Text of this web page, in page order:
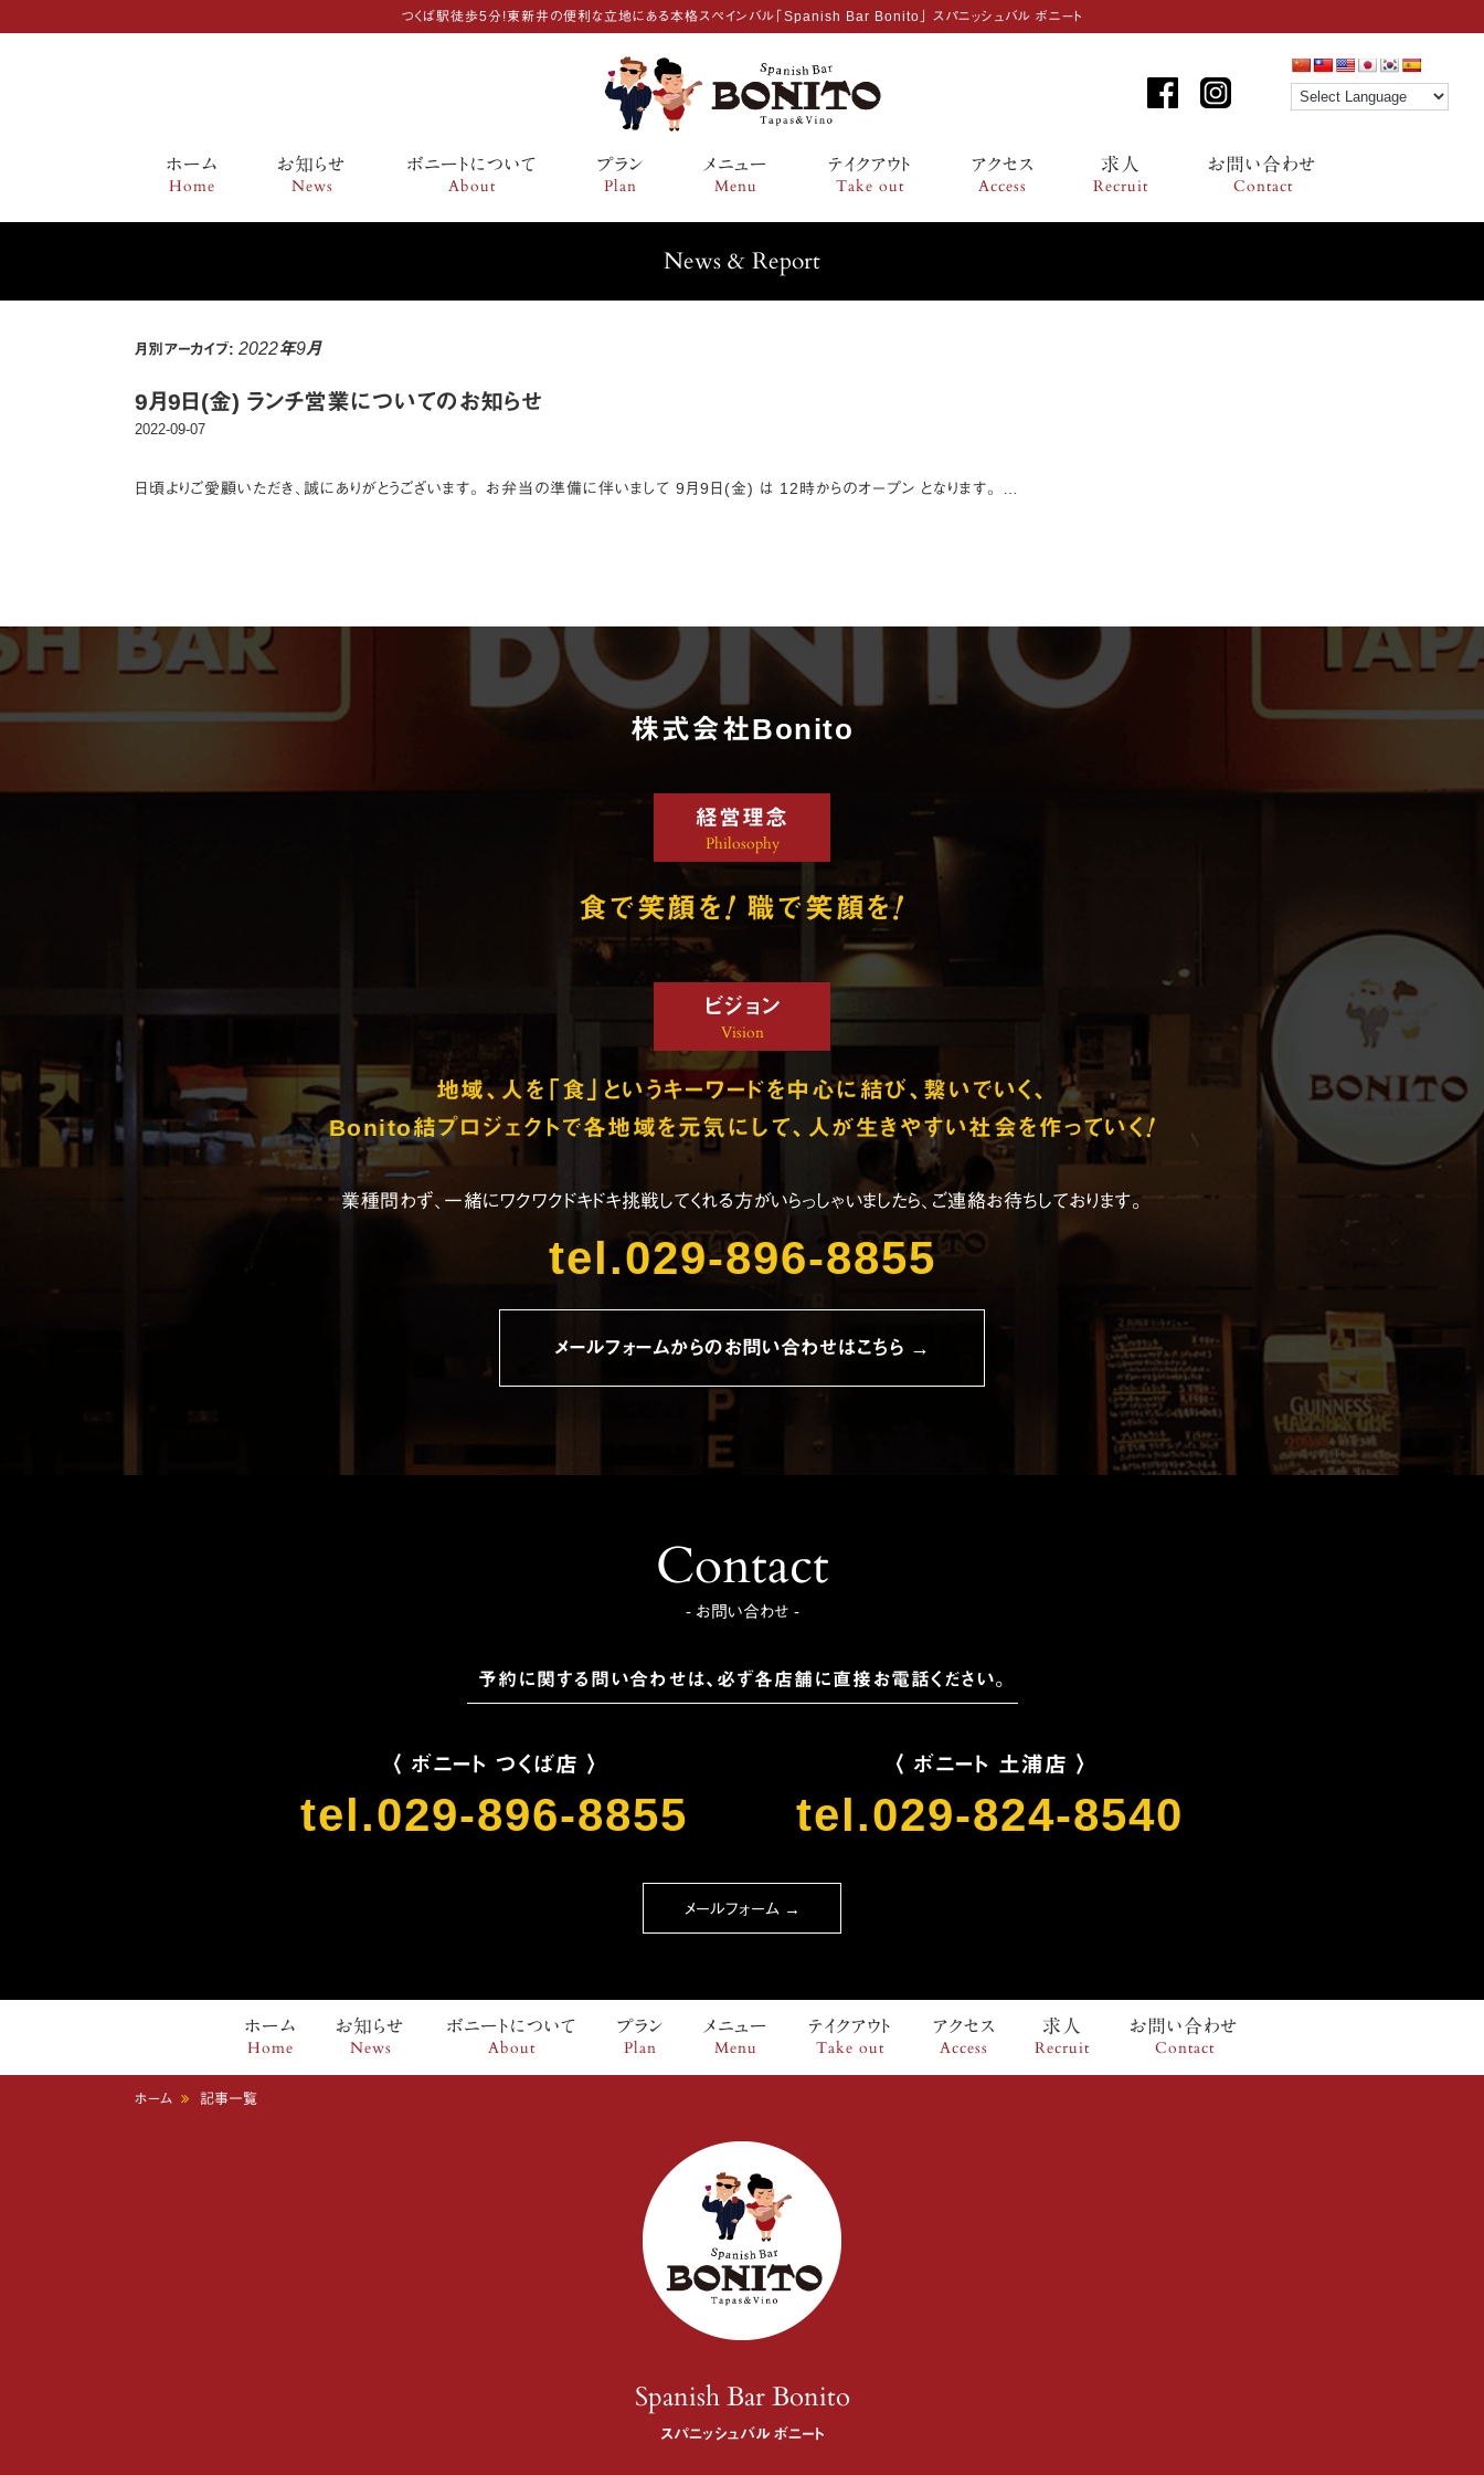
つくば駅徒歩5分!東新井の便利な立地にある本格スペインバル「Spanish Bar Bonito」 スパニッシュバル ボニート
テ
へ
ホーム
Home
お知らせ
News
ボニートについて
About
プラン
Plan
メニュー
Menu
テイクアウト
Take out
アクセス
Access
求人
Recruit
お問い合わせ
Contact
News & Report
月別アーカイブ: 2022年9月
9月9日(金) ランチ営業についてのお知らせ
2022-09-07
日頃よりご愛顧いただき、誠にありがとうございます。 お弁当の準備に伴いまして 9月9日(金) は 12時からのオープン となります。 …
株式会社Bonito
経営理念
Philosophy
食で笑顔を! 職で笑顔を!
ビジョン
Vision
地域、人を「食」というキーワードを中心に結び、繋いでいく、
Bonito結プロジェクトで各地域を元気にして、 人が生きやすい社会を作っていく !
業種問わず、一緒にワクワクドキドキ挑戦してくれる方がいらっしゃいましたら、 ご連絡お待ちしております。
tel.029-896-8855
メールフォームからのお問い合わせはこちら →
Contact
- お問い合わせ -
予約に関する問い合わせは、 必ず各店舗に直接お電話ください。
〈 ボニート つくば店 〉
tel.029-896-8855
〈 ボニート 土浦店 〉
tel.029-824-8540
メールフォーム →
ホーム
Home
お知らせ
News
ボニートについて
About
プラン
Plan
メニュー
Menu
テイクアウト
Take out
アクセス
Access
求人
Recruit
お問い合わせ
Contact
ホーム 記事一覧
Spanish Bar Bonito
スパニッシュバル ボニート
ス